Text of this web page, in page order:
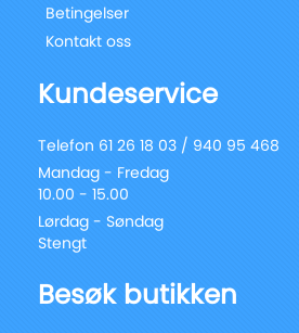
Betingelser
Kontakt oss
Kundeservice
Telefon 61 26 18 03 / 940 95 468
Mandag - Fredag
10.00 - 15.00
Lørdag - Søndag
Stengt
Besøk butikken